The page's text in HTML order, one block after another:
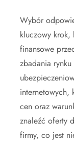
Wybór
kluczowy krok,
finansowe
zbadania
internetowych,
cen oraz
znaleźć oferty
firmy, co jest